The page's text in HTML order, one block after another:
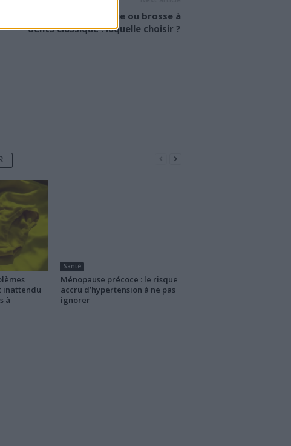
Brosse à dents électrique ou brosse à
dents classique : laquelle choisir ?
inattendu
à
Santé
Ménopause précoce : le risque
accru d’hypertension à ne pas
ignorer